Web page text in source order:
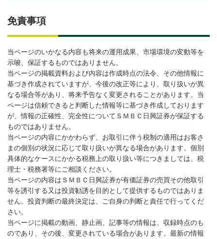
免責事項
当ページのいかなる内容も将来の運用成果、市場環境の変動等を
示唆、保証するものではありません。
当ページの掲載資料および内容は作成時点の法令、その他情報に
基づき作成されていますが、今後の改正等により、取り扱いが異
なる場合等があり、将来予告なく変更されることがあります。当
ページは信頼できると判断した情報等に基づき作成しております
が、情報の正確性、完全性についてＳＭＢＣ日興証券が保証する
ものではありません。
当ページの内容にかかわらず、お取引に伴う税制の適用はお客さ
まの個別の状況に応じて取り扱いが異なる場合があります。個別
具体的なケースにかかる税務上の取り扱い等につきましては、税
理士・税務署等にご相談ください。
当ページの内容はＳＭＢＣ日興証券が有価証券の売買その他取引
等を誘引する又は投資勧誘を目的として提供するものではありま
せん。投資判断の最終決定は、ご自身の判断と責任で行ってくだ
さい。
当ページに掲載の動画、静止画、記事等の情報は、収録時点のも
のであり、その後、変更されている場合があります。最新の情報